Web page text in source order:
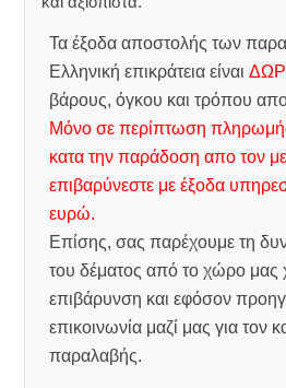
Τα έξοδα αποστολής των
Ελληνική επικράτεια είναι
βάρους, όγκου και τρόπου
Μόνο σε περίπτωση
κατα την παράδοση απο τον
επιβαρύνεστε με έξοδα
ευρώ.
Επίσης, σας παρέχουμε τη
του δέματος από το χώρο μας
επιβάρυνση και εφόσον
επικοινωνία μαζί μας για τον
παραλαβής.